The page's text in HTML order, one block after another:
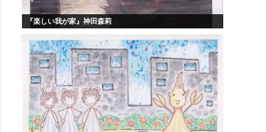
『楽しい我が家』神田森莉